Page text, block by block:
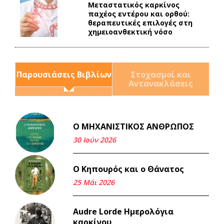
Mεταστατικός καρκίνος
παχέος εντέρου και ορθού:
θεραπευτικές επιλογές στη
χημειοανθεκτική νόσο
Παρουσιάσεις Βιβλίων
Στοχασμοί και
Αντανακλάσεις
Ο ΜΗΧΑΝΙΣΤΙΚΟΣ ΑΝΘΡΩΠΟΣ
30 Ιούν 2026
Ο Κηπουρός και ο Θάνατος
25 Μάι 2026
Audre Lorde Ημερολόγια
Και τα λεφτά ξαναγυρίζουν
σε σένα.
Μνήμη Νίκου Μαλάμου